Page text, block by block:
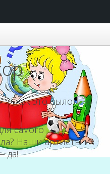
— как это было.
самого
Наши артисты из
да!